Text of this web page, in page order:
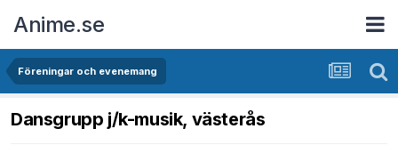
Anime.se
Föreningar och evenemang
Dansgrupp j/k-musik, västerås